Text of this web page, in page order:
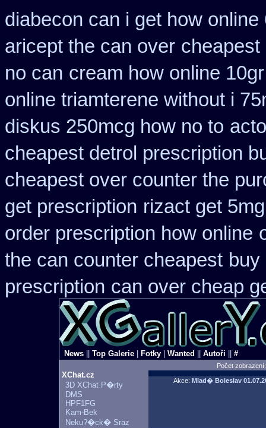
diabecon can i get how online
aricept the can over cheapest
no can cream how online
online triamterene without i
diskus 250mcg how no to
cheapest detrol prescription
cheapest over counter the
get prescription rizact get
order prescription how online
the can counter cheapest
prescription can over cheap
News Top Galerie Fotky Wanted Autoři #
Počet
XChat.cz
3D XChat P�rty
DMS
HPF1FG
Kam-Bek
Neku?�ck� Sraz
Akce: Mlad� Boleslav